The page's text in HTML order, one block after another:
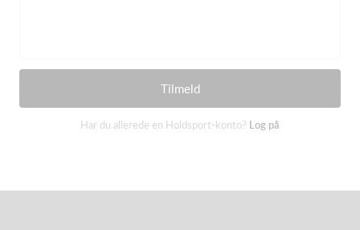
Tilmeld
Har du allerede en Holdsport-konto? Log på